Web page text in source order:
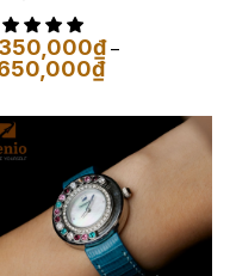
₫ –
₫Khoảng
giá:
1,350,000₫
1,650,000₫